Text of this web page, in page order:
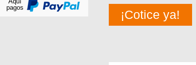
pagos
¡Cotice ya!